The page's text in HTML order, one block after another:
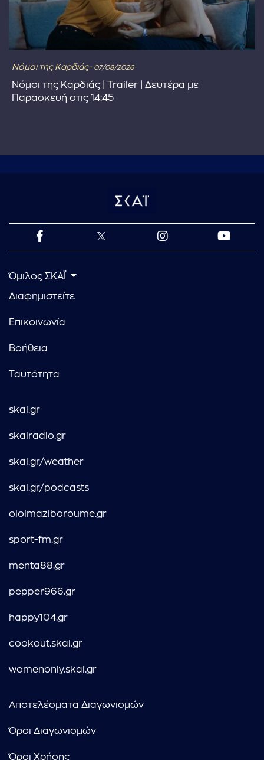
Νόμοι της Καρδιάς- 07/08/2026
Νόμοι της Καρδιάς | Trailer | Δευτέρα με
Παρασκευή στις 14:45
Όμιλος ΣΚΑΪ
Διαφημιστείτε
Επικοινωνία
Βοήθεια
Ταυτότητα
skai.gr
skairadio.gr
skai.gr/weather
skai.gr/podcasts
oloimaziboroume.gr
sport-fm.gr
menta88.gr
pepper966.gr
happy104.gr
cookout.skai.gr
womenonly.skai.gr
Αποτελέσματα Διαγωνισμών
Όροι Διαγωνισμών
Όροι Χρήσης